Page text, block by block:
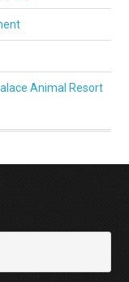
Animal Resort